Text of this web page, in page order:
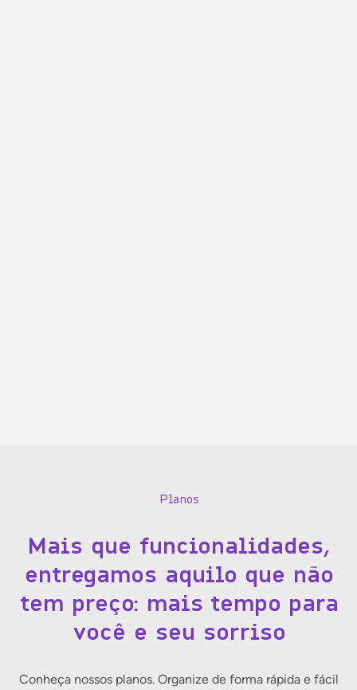
Planos
Mais que funcionalidades,
entregamos aquilo que não
tem preço: mais tempo para
você e seu sorriso
Conheça nossos planos. Organize de forma rápida e fácil